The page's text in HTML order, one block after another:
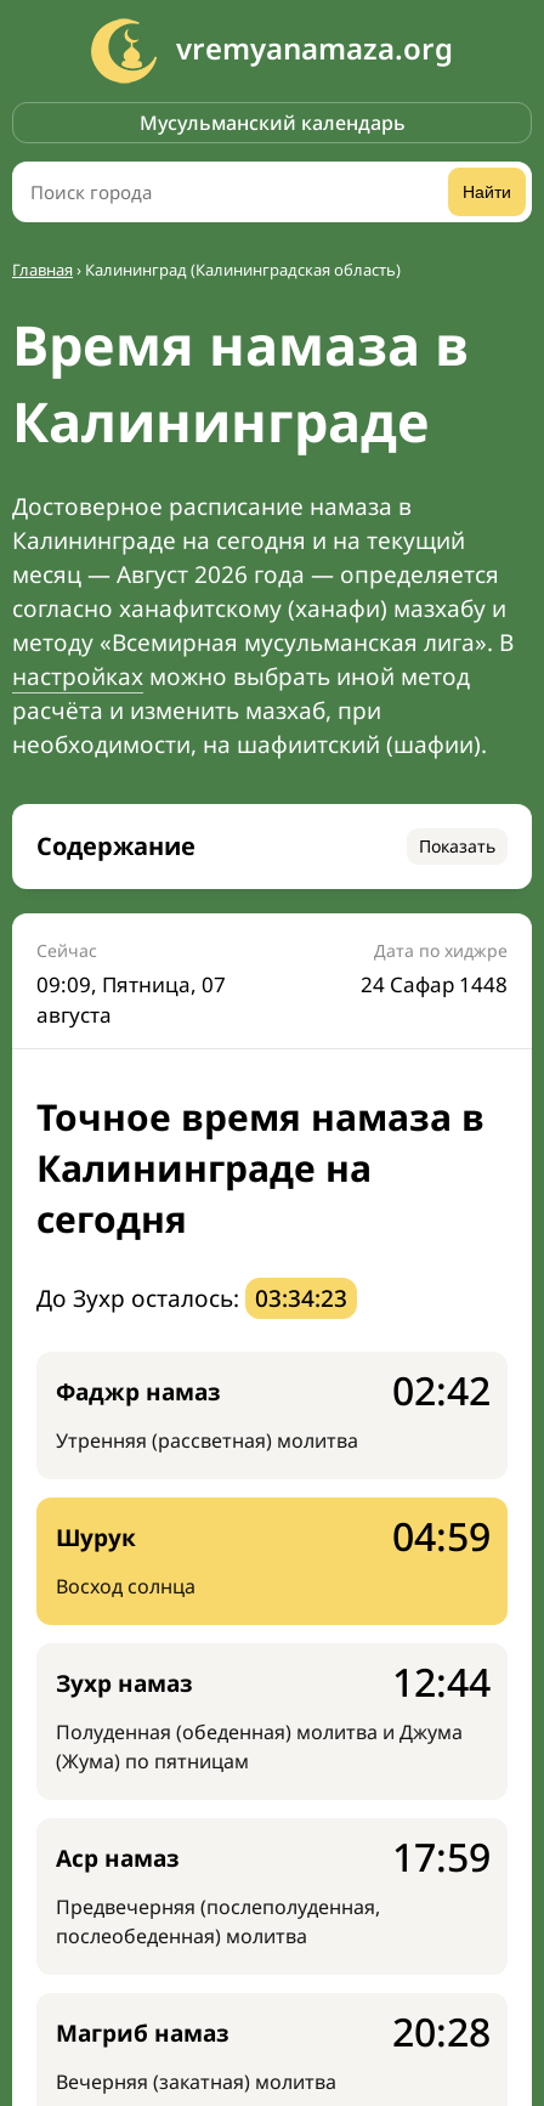
vremyanamaza.org
Мусульманский календарь
Найти
Главная› Калининград (Калининградская область)
Время намаза в
Калининграде
Достоверное расписание намаза в
Калининграде на сегодня и на текущий
месяц — Август 2026 года — определяется
согласно ханафитскому (ханафи) мазхабу и
методу «Всемирная мусульманская лига». В
настройках можно выбрать иной метод
расчёта и изменить мазхаб, при
необходимости, на шафиитский (шафии).
Содержание Показать
Время намаза на сегодня
Расписание на месяц
Время Сухура и Ифтара на сегодня
Календарь рамадана
Направление киблы
Сейчас
09:09, Пятница, 07
августа
Дата по хиджре
24 Сафар 1448
Точное время намаза в
Калининграде на
сегодня
До Зухр осталось: 03:34:22
Фаджр намаз
Утренняя (рассветная) молитва
02:42
Шурук
Восход солнца
04:59
Зухр намаз
Полуденная (обеденная) молитва и Джума
(Жума) по пятницам
12:44
Аср намаз
Предвечерняя (послеполуденная,
послеобеденная) молитва
17:59
Магриб намаз
Вечерняя (закатная) молитва
20:28